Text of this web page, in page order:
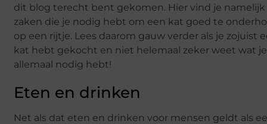
dit blog terecht bent gekomen. Hier vind je namelijk
zaken die je nodig hebt om een kat goed te
op een rijtje. Lees daarom gauw verder als je zojuist
kat hebt gekocht en niet helemaal zeker weet wat je
allemaal nodig hebt!
Eten en drinken
Net als dat eten en drinken voor mensen geldt als